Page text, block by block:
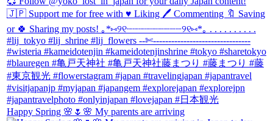
Happy Spring 🌸🌷🌸 My parents are arriving